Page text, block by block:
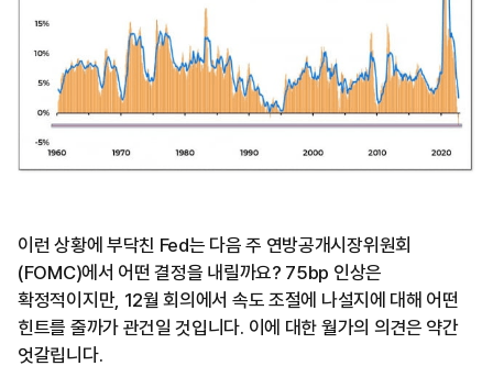
이런 상황에 부닥친 Fed는 다음 주 연방공개시장위원회
(FOMC)에서 어떤 결정을 내릴까요? 75bp 인상은
확정적이지만, 12월 회의에서 속도 조절에 나설지에 대해 어떤
힌트를 줄까가 관건일 것입니다. 이에 대한 월가의 의견은 약간
엇갈립니다.